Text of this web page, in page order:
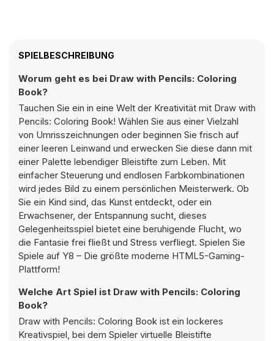
SPIELBESCHREIBUNG
Worum geht es bei Draw with Pencils: Coloring
Book?
Tauchen Sie ein in eine Welt der Kreativität mit Draw with
Pencils: Coloring Book! Wählen Sie aus einer Vielzahl
von Umrisszeichnungen oder beginnen Sie frisch auf
einer leeren Leinwand und erwecken Sie diese dann mit
einer Palette lebendiger Bleistifte zum Leben. Mit
einfacher Steuerung und endlosen Farbkombinationen
wird jedes Bild zu einem persönlichen Meisterwerk. Ob
Sie ein Kind sind, das Kunst entdeckt, oder ein
Erwachsener, der Entspannung sucht, dieses
Gelegenheitsspiel bietet eine beruhigende Flucht, wo
die Fantasie frei fließt und Stress verfliegt. Spielen Sie
Spiele auf Y8 – Die größte moderne HTML5-Gaming-
Plattform!
Welche Art Spiel ist Draw with Pencils: Coloring
Book?
Draw with Pencils: Coloring Book ist ein lockeres
Kreativspiel, bei dem Spieler virtuelle Bleistifte